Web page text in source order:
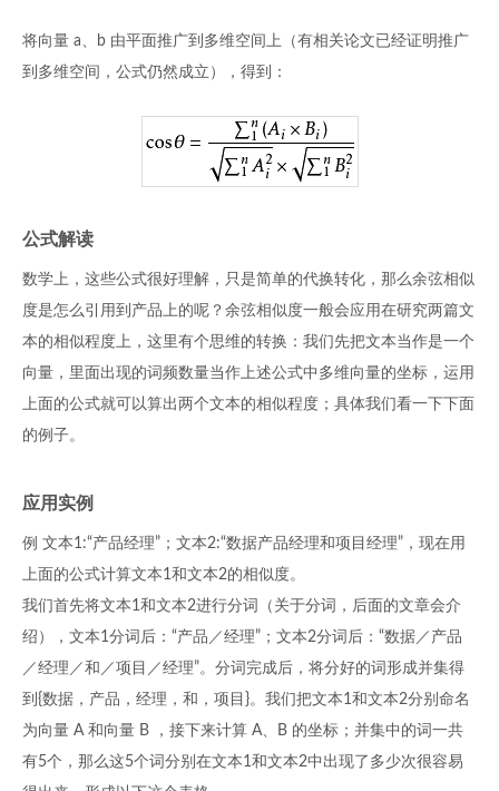
将向量 a、b 由平面推广到多维空间上（有相关论文已经证明推广
到多维空间，公式仍然成立），得到：
公式解读
数学上，这些公式很好理解，只是简单的代换转化，那么余弦相似
度是怎么引用到产品上的呢？余弦相似度一般会应用在研究两篇文
本的相似程度上，这里有个思维的转换：我们先把文本当作是一个
向量，里面出现的词频数量当作上述公式中多维向量的坐标，运用
上面的公式就可以算出两个文本的相似程度；具体我们看一下下面
的例子。
应用实例
例 文本1:“产品经理”；文本2:“数据产品经理和项目经理”，现在用
上面的公式计算文本1和文本2的相似度。
我们首先将文本1和文本2进行分词（关于分词，后面的文章会介
绍），文本1分词后：“产品／经理”；文本2分词后：“数据／产品
／经理／和／项目／经理”。分词完成后，将分好的词形成并集得
到{数据，产品，经理，和，项目}。我们把文本1和文本2分别命名
为向量 A 和向量 B ，接下来计算 A、B 的坐标；并集中的词一共
有5个，那么这5个词分别在文本1和文本2中出现了多少次很容易